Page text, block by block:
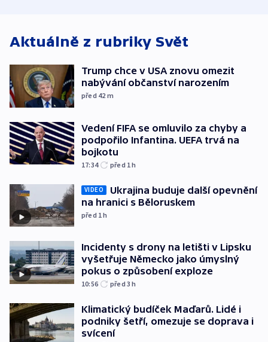
Aktuálně z rubriky Svět
Trump chce v USA znovu omezit
nabývání občanství narozením
před 42 m
Vedení FIFA se omluvilo za chyby a
podpořilo Infantina. UEFA trvá na
bojkotu
17:34 před 1h
VIDEO
Ukrajina buduje další opevnění
na hranici s Běloruskem
před 1h
Incidenty s drony na letišti v Lipsku
vyšetřuje Německo jako úmyslný
pokus o způsobení exploze
10:56 před 3h
Klimatický budíček Maďarů. Lidé i
podniky šetří, omezuje se doprava i
svícení